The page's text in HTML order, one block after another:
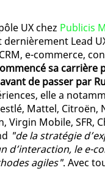
UX chez Publicis
dernièrement Lead
e-commerce,
sa
de passer par
elle a
Mattel, Citroën,
Virgin Mobile, SFR,
"de la stratégie
d’interaction, le e-
agiles". Avec